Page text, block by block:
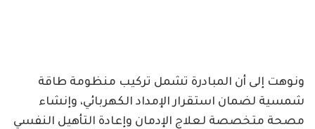
ونوهت إلى أن المبادرة تشمل تركيب منظومة طاقة
شمسية لضمان استقرار الإمداد الكهربائي، وإنشاء
مصحة متخصصة لعلاج الإدمان وإعادة التأهيل النفسي